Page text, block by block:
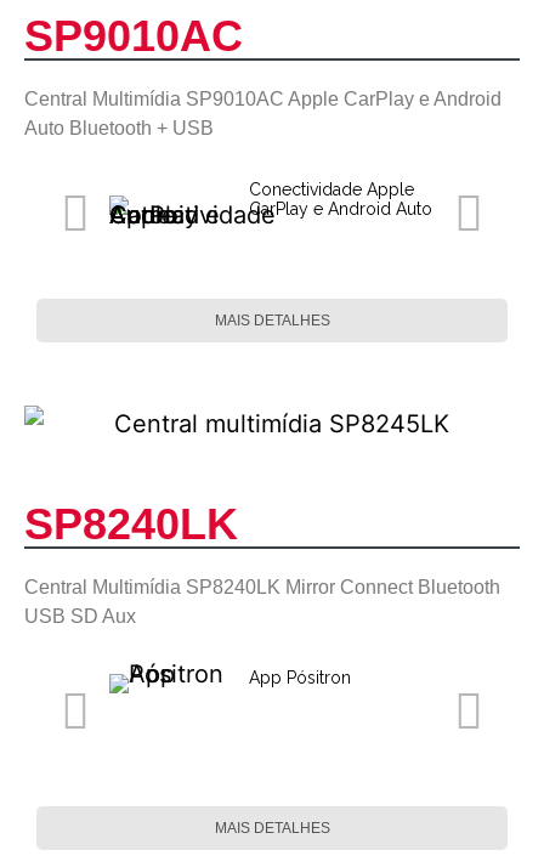
SP9010AC
Central Multimídia SP9010AC Apple CarPlay e Android
Auto Bluetooth + USB
Conectividade Apple
CarPlay e Android Auto
MAIS DETALHES
SP8240LK
Central Multimídia SP8240LK Mirror Connect Bluetooth
USB SD Aux
App Pósitron
MAIS DETALHES